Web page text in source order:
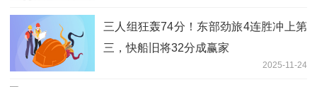
三人组狂轰74分！东部劲旅4连胜冲上第
三，快船旧将32分成赢家
2025-11-24